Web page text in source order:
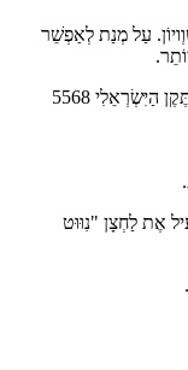
עַל מְנַת לְאַפְשֵׁר
בְּאֲתָר זֶה בֻּצְּעוּ הַתְאָמוֹת נְגִישׁוּת עפ"י הַמְלָצוֹת הַתֶּקֶן הַיִּשְׂרְאֵלִי 5568
אֶת לַחְצָן "נִוּוּט